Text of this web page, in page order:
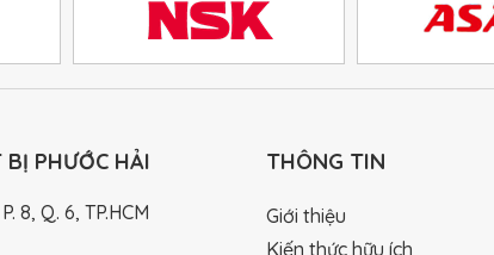
PHƯỚC HẢI
8, Q. 6, TP.HCM
THÔNG TIN
Giới thiệu
Kiến thức hữu ích